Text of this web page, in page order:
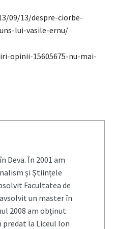
09/13/despre-ciorbe-
lui-vasile-ernu/
opinii-15605675-nu-mai-
Deva. În 2001 am
și Științele
Facultatea de
un master în
2008 am obținut
la Liceul Ion